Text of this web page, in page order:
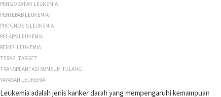
PENGOBATAN LEUKEMIA
PENYEBAB LEUKEMIA
PROGNOSIS LEUKEMIA
RELAPS LEUKEMIA
REMISI LEUKEMIA
TERAPI TARGET
TRANSPLANTASI SUMSUM TULANG
YAYASAN LEUKEMIA
Leukemia adalah jenis kanker darah yang mempengaruhi kemampuan